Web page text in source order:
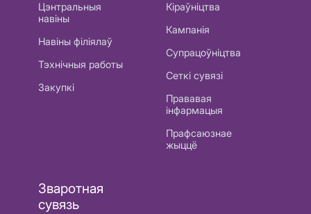
Цэнтральныя
навіны
Навіны філіялаў
Тэхнічныя работы
Закупкі
Кіраўніцтва
Кампанія
Супрацоўніцтва
Сеткі сувязі
Прававая
інфармацыя
Прафсаюзнае
жыццё
Зваротная
сувязь